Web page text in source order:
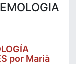
por Marià